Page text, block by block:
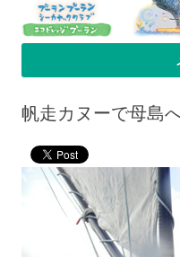
プーラン・プ
ー
小笠原父島のシーカヤック
ヤッククラブ」、森のコテー
帆走カヌーで母島へ